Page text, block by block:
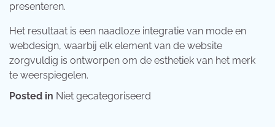
presenteren.
Het resultaat is een naadloze integratie van mode en
webdesign, waarbij elk element van de website
zorgvuldig is ontworpen om de esthetiek van het merk
te weerspiegelen.
Posted in Niet gecategoriseerd